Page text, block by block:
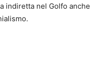
indiretta nel Golfo anche